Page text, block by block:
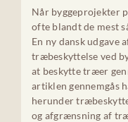
Når byggeprojekter
ofte blandt de mest
En ny dansk
træbeskyttelse ved
at beskytte træer
artiklen gennemgås
herunder
og afgrænsning af